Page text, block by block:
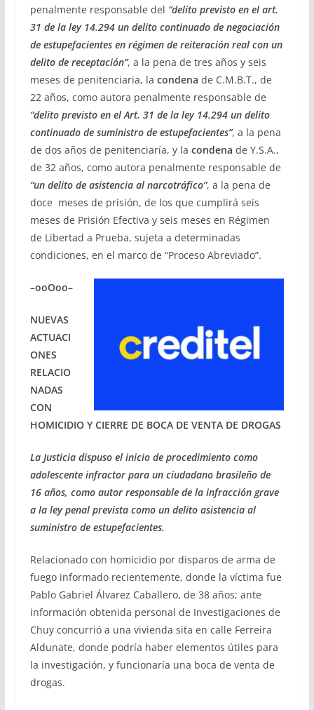
penalmente responsable del “delito previsto en el art.
31 de la ley 14.294 un delito continuado de negociación
de estupefacientes en régimen de reiteración real con un
delito de receptación”, a la pena de tres años y seis
meses de penitenciaria, la condena de C.M.B.T., de
22 años, como autora penalmente responsable de
“delito previsto en el Art. 31 de la ley 14.294 un delito
continuado de suministro de estupefacientes”, a la pena
de dos años de penitenciaría, y la condena de Y.S.A.,
de 32 años, como autora penalmente responsable de
“un delito de asistencia al narcotráfico”, a la pena de
doce meses de prisión, de los que cumplirá seis
meses de Prisión Efectiva y seis meses en Régimen
de Libertad a Prueba, sujeta a determinadas
condiciones, en el marco de “Proceso Abreviado”.
–ooOoo–
NUEVAS
ACTUACI
ONES
RELACIO
NADAS
CON
HOMICIDIO Y CIERRE DE BOCA DE VENTA DE DROGAS
La Justicia dispuso el inicio de procedimiento como
adolescente infractor para un ciudadano brasileño de
16 años, como autor responsable de la infracción grave
a la ley penal prevista como un delito asistencia al
suministro de estupefacientes.
Relacionado con homicidio por disparos de arma de
fuego informado recientemente, donde la víctima fue
Pablo Gabriel Álvarez Caballero, de 38 años; ante
información obtenida personal de Investigaciones de
Chuy concurrió a una vivienda sita en calle Ferreira
Aldunate, donde podría haber elementos útiles para
la investigación, y funcionaría una boca de venta de
drogas.